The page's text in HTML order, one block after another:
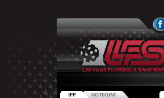
IFF NOTIKUMI